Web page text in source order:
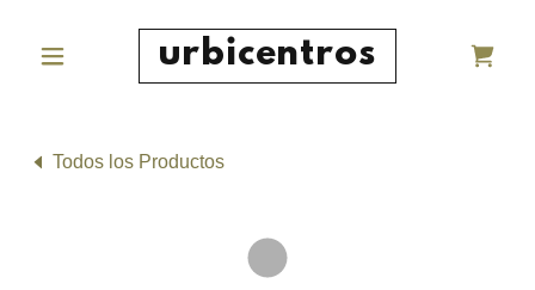
urbicentros
Todos los Productos